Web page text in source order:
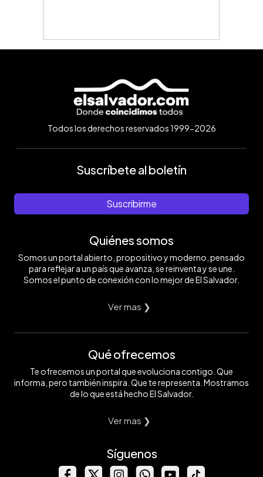
Todos los derechos reservados 1999-2026
Suscríbete al boletín
Suscribirme
Quiénes somos
Somos un portal abierto, propositivo y moderno, pensado
para reflejar a un país que avanza, se reinventa y se une.
Somos el punto de conexión con lo mejor de El Salvador.
Ver mas ❯
Qué ofrecemos
Te ofrecemos un portal que evoluciona contigo. Que
informa, pero también inspira. Que te representa. Mostramos
de lo que está hecho El Salvador.
Ver mas ❯
Síguenos